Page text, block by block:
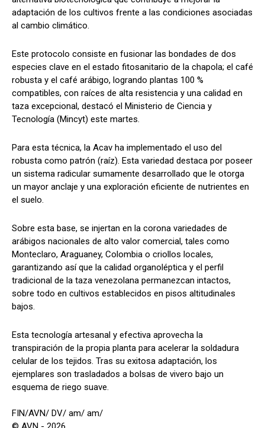
adaptación de los cultivos frente a las condiciones asociadas
al cambio climático.
Este protocolo consiste en fusionar las bondades de dos
especies clave en el estado fitosanitario de la chapola; el café
robusta y el café arábigo, logrando plantas 100 %
compatibles, con raíces de alta resistencia y una calidad en
taza excepcional, destacó el Ministerio de Ciencia y
Tecnología (Mincyt) este martes.
Para esta técnica, la Acav ha implementado el uso del
robusta como patrón (raíz). Esta variedad destaca por poseer
un sistema radicular sumamente desarrollado que le otorga
un mayor anclaje y una exploración eficiente de nutrientes en
el suelo.
Sobre esta base, se injertan en la corona variedades de
arábigos nacionales de alto valor comercial, tales como
Monteclaro, Araguaney, Colombia o criollos locales,
garantizando así que la calidad organoléptica y el perfil
tradicional de la taza venezolana permanezcan intactos,
sobre todo en cultivos establecidos en pisos altitudinales
bajos.
Esta tecnología artesanal y efectiva aprovecha la
transpiración de la propia planta para acelerar la soldadura
celular de los tejidos. Tras su exitosa adaptación, los
ejemplares son trasladados a bolsas de vivero bajo un
esquema de riego suave.
FIN/AVN/ DV/ am/ am/